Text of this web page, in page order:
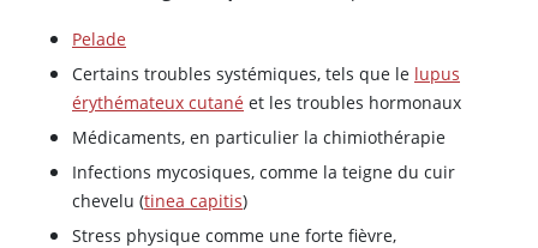
Pelade
Certains troubles systémiques, tels que le lupus
érythémateux cutané et les troubles hormonaux
Médicaments, en particulier la chimiothérapie
Infections mycosiques, comme la teigne du cuir
chevelu (tinea capitis)
Stress physique comme une forte fièvre,